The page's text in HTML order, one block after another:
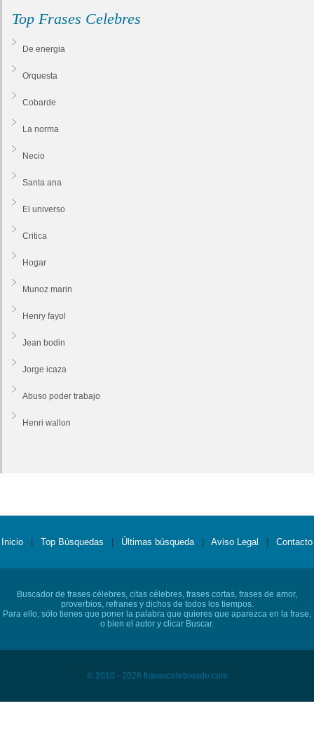
Top Frases Celebres
De energia
Orquesta
Cobarde
La norma
Necio
Santa ana
El universo
Critica
Hogar
Munoz marin
Henry fayol
Jean bodin
Jorge icaza
Abuso poder trabajo
Henri wallon
Inicio Top Búsquedas Últimas búsqueda Aviso Legal Contacto
Buscador de frases célebres, citas célebres, frases cortas, frases de amor,
proverbios, refranes y dichos de todos los tiempos.
Para ello, sólo tienes que poner la palabra que quieres que aparezca en la frase,
o bien el autor y clicar Buscar.
© 2010 - 2026 frasescelebresde.com